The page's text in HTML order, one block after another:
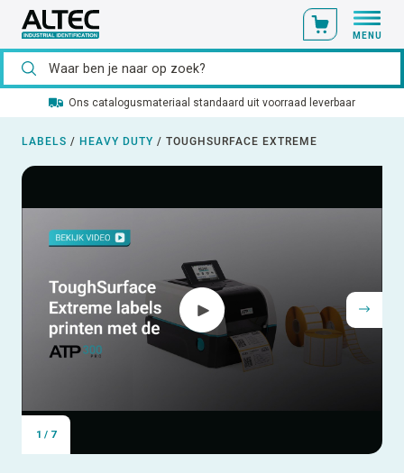
MENU
Ons catalogusmateriaal standaard uit voorraad leverbaar
LABELS / HEAVY DUTY / TOUGHSURFACE EXTREME
1 / 7